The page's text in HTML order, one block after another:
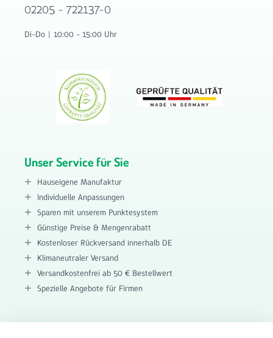
02205 - 722137-0
Di-Do | 10:00 - 15:00 Uhr
Unser Service für Sie
Hauseigene Manufaktur
Individuelle Anpassungen
Sparen mit unserem Punktesystem
Günstige Preise & Mengenrabatt
Kostenloser Rückversand innerhalb DE
Klimaneutraler Versand
Versandkostenfrei ab 50 € Bestellwert
Spezielle Angebote für Firmen